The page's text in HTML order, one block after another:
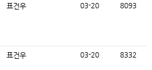
표건우 03-20 8093
표건우 03-20 8332